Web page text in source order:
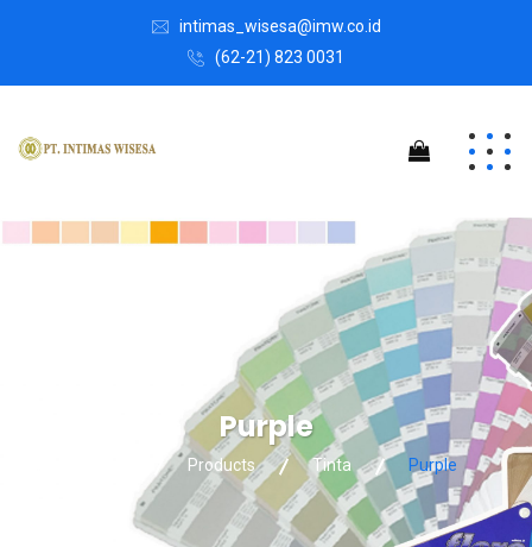
intimas_wisesa@imw.co.id
(62-21) 823 0031
Purple
Products Tinta Purple